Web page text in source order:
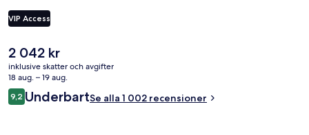
Andra resenärer talar mycket väl om den hjälpsamma personalen.
VIP Access
Det
nuvarande
priset
är
2 042 kr
2 042 kr
inklusive skatter och avgifter
18 aug. – 19 aug.
Recensioner
9,29,2 av 10,
UnderbartSe alla 1 002 recensioner